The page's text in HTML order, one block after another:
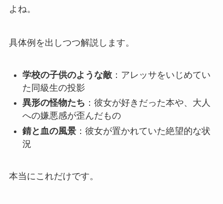
よね。
具体例を出しつつ解説します。
学校の子供のような敵：アレッサをいじめてい
た同級生の投影
異形の怪物たち ：彼女が好きだった本や、大人
への嫌悪感が歪んだもの
錆と血の風景：彼女が置かれていた絶望的な状
況
本当にこれだけです。